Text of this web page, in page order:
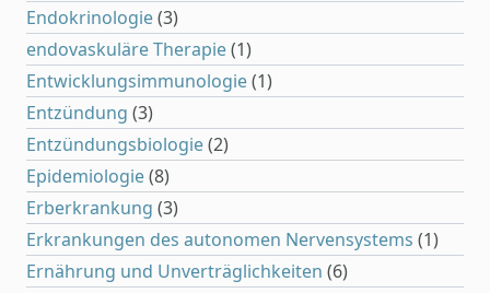
Endokrinologie(3)
endovaskuläre Therapie(1)
Entwicklungsimmunologie(1)
Entzündung (3)
Entzündungsbiologie(2)
Epidemiologie(8)
Erberkrankung (3)
Erkrankungen des autonomen Nervensystems (1)
Ernährung und Unverträglichkeiten (6)